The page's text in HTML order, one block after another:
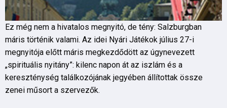
Ez még nem a hivatalos megnyitó, de tény: Salzburgban
máris történik valami. Az idei Nyári Játékok július 27-i
megnyitója előtt máris megkezdődött az úgynevezett
„spirituális nyitány”: kilenc napon át az iszlám és a
kereszténység találkozójának jegyében állítottak össze
zenei műsort a szervezők.